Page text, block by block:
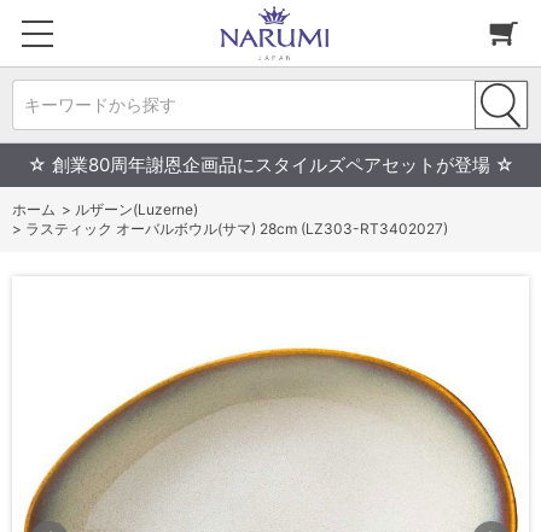
キーワードから探す
☆ 創業80周年謝恩企画品にスタイルズペアセットが登場 ☆
ホーム > ルザーン(Luzerne)
> ラスティック オーバルボウル(サマ) 28cm (LZ303-RT3402027)